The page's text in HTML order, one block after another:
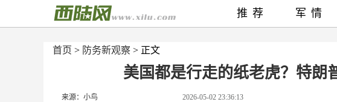
首页 > 防务新观察 > 正文
美国都是行走的纸老虎？特朗
来源：小鸟 2026-05-02 23:36:13
推荐 军情